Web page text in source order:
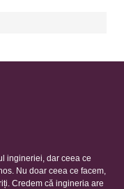
ingineriei, dar ceea ce
Nu doar ceea ce facem,
Credem că ingineria are